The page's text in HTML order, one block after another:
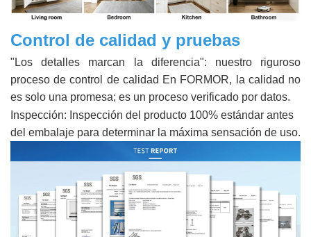
Control de calidad y pruebas
"Los detalles marcan la diferencia": nuestro riguroso
proceso de control de calidad En FORMOR, la calidad no
es solo una promesa; es un proceso verificado por datos.
Inspección: Inspección del producto 100% estándar antes
del embalaje para determinar la máxima sensación de uso.